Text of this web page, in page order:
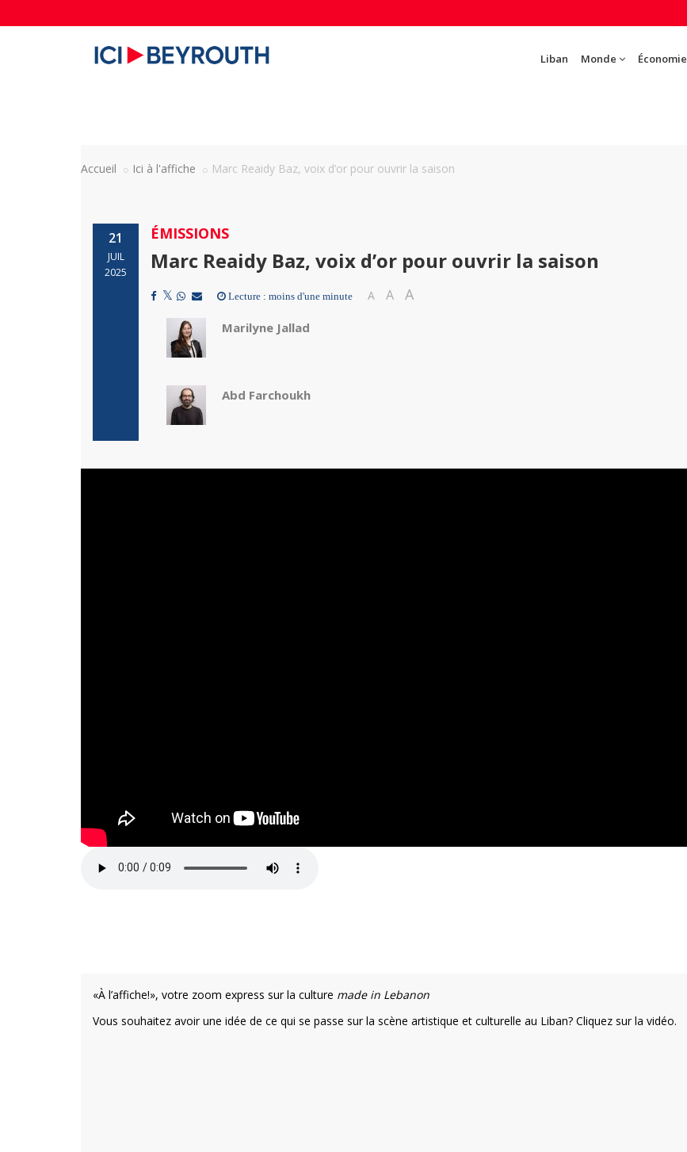
Liban Monde Économie
Accueil Ici à l'affiche Marc Reaidy Baz, voix d’or pour ouvrir la saison
21
JUIL
2025
ÉMISSIONS
Marc Reaidy Baz, voix d’or pour ouvrir la saison
Lecture : moins d'une minute A A A
Marilyne Jallad
Abd Farchoukh
«À l’affiche!», votre zoom express sur la culture made in Lebanon
Vous souhaitez avoir une idée de ce qui se passe sur la scène artistique et culturelle au Liban? Cliquez sur la vidéo.